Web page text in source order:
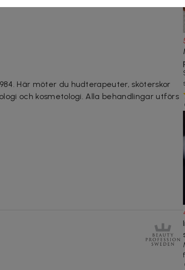
Här möter du hudterapeuter, sköterskor
och kosmetologi. Alla behandlingar utförs